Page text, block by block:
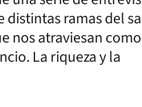
ramas del
nos atraviesan como
La riqueza y la